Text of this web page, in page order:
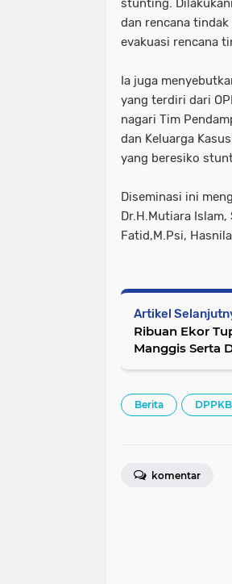
stunting.
dan rencana
evakuasi rencana
Ia juga
yang terdiri dari
nagari Tim
dan Keluarga
yang beresiko
Diseminasi ini
Dr.H.Mutiara Islam,
Fatid,M.Psi,
Artikel
Ribuan Ekor
Manggis Serta
Berita
komentar